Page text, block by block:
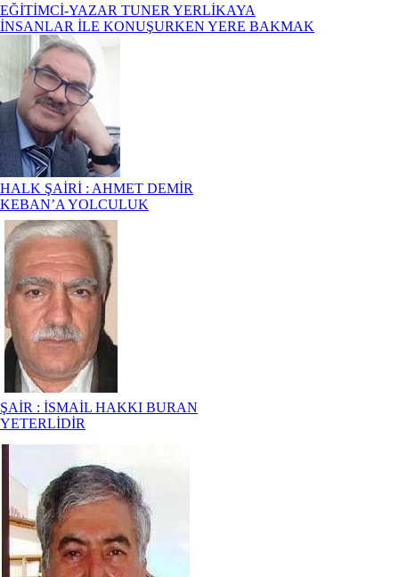
EĞİTİMCİ-YAZAR TUNER YERLİKAYA
İNSANLAR İLE KONUŞURKEN YERE BAKMAK
HALK ŞAİRİ : AHMET DEMİR
KEBAN’A YOLCULUK
ŞAİR : İSMAİL HAKKI BURAN
YETERLİDİR